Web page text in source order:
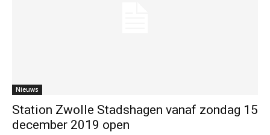
Nieuws
Station Zwolle Stadshagen vanaf zondag 15
december 2019 open